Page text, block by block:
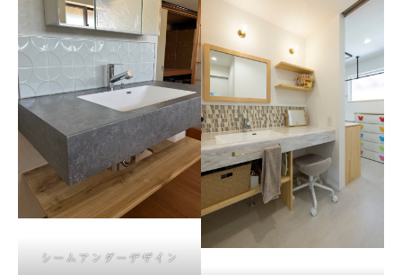
シームアンダーデザイン